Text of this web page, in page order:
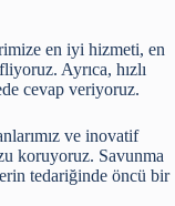
en iyi hizmeti, en
Ayrıca, hızlı
cevap veriyoruz.
ve inovatif
koruyoruz. Savunma
tedariğinde öncü bir